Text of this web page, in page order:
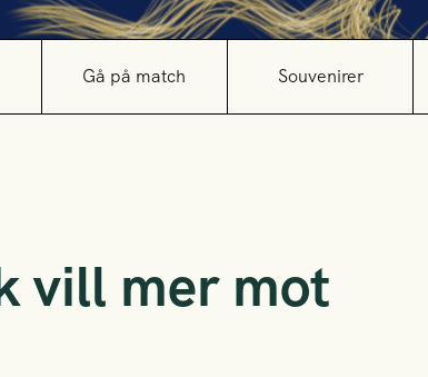
Gå på match Souvenirer
vill mer mot